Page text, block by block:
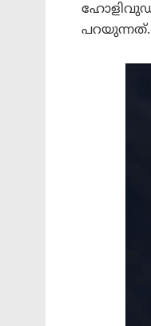
ഹോളിവുഡ്
പറയുന്നത്.